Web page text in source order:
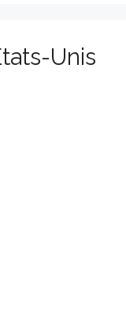
Unis